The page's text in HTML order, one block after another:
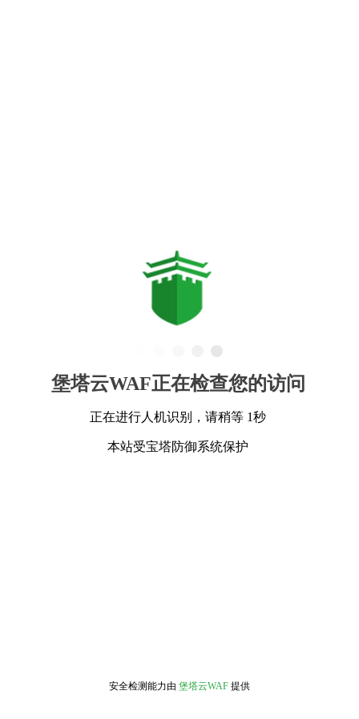
堡塔云WAF正在检查您的访问
正在进行人机识别，请稍等 1秒
本站受宝塔防御系统保护
安全检测能力由 堡塔云WAF 提供